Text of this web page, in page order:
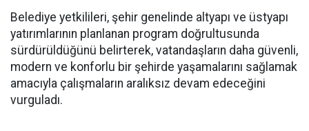
Belediye yetkilileri, şehir genelinde altyapı ve üstyapı
yatırımlarının planlanan program doğrultusunda
sürdürüldüğünü belirterek, vatandaşların daha güvenli,
modern ve konforlu bir şehirde yaşamalarını sağlamak
amacıyla çalışmaların aralıksız devam edeceğini
vurguladı.